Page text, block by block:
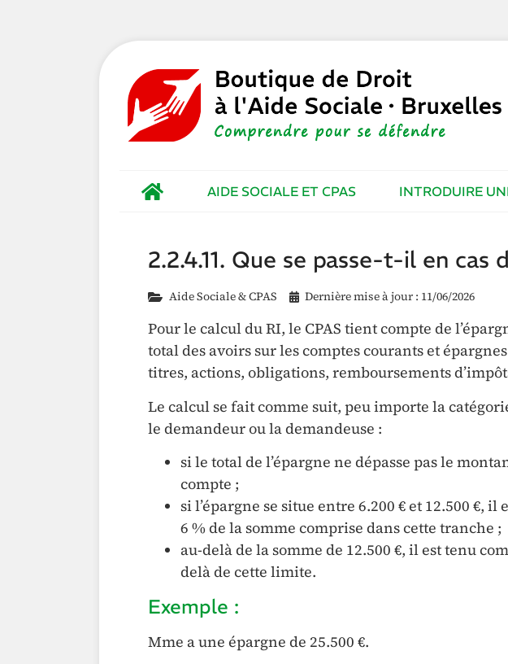
AIDE SOCIALE ET CPAS INTRODUIRE
2.2.4.11. Que se passe-t-il en cas
Aide Sociale & CPAS Dernière mise à jour : 11/06/2026
Pour le calcul du RI, le CPAS tient compte de
total des avoirs sur les comptes courants et
titres, actions, obligations, remboursements
Le calcul se fait comme suit, peu importe la
le demandeur ou la demandeuse :
si le total de l’épargne ne dépasse pas le
compte ;
si l’épargne se situe entre 6.200 € et 12.500 €,
6 % de la somme comprise dans cette tranche ;
au-delà de la somme de 12.500 €, il est tenu
delà de cette limite.
Exemple :
Mme a une épargne de 25.500 €.